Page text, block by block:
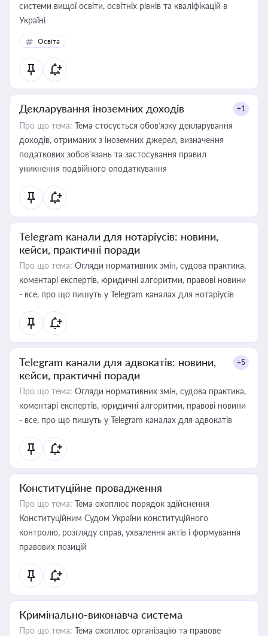
системи вищої освіти, освітніх рівнів та кваліфікацій в
Україні
Освіта
Декларування іноземних доходів +1
Про що тема: Тема стосується обов’язку декларування
доходів, отриманих з іноземних джерел, визначення
податкових зобов’язань та застосування правил
уникнення подвійного оподаткування
Telegram канали для нотаріусів: новини,
кейси, практичні поради
Про що тема: Огляди нормативних змін, судова практика,
коментарі експертів, юридичні алгоритми, правові новини
- все, про що пишуть у Telegram каналах для нотаріусів
Telegram канали для адвокатів: новини,
кейси, практичні поради
+5
Про що тема: Огляди нормативних змін, судова практика,
коментарі експертів, юридичні алгоритми, правові новини
- все, про що пишуть у Telegram каналах для адвокатів
Конституційне провадження
Про що тема: Тема охоплює порядок здійснення
Конституційним Судом України конституційного
контролю, розгляду справ, ухвалення актів і формування
правових позицій
Кримінально-виконавча система
Про що тема: Тема охоплює організацію та правове